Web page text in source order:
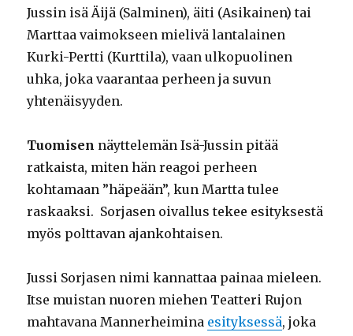
Jussin isä Äijä (Salminen), äiti (Asikainen) tai
Marttaa vaimokseen mielivä lantalainen
Kurki-Pertti (Kurttila), vaan ulkopuolinen
uhka, joka vaarantaa perheen ja suvun
yhtenäisyyden.
Tuomisen näyttelemän Isä-Jussin pitää
ratkaista, miten hän reagoi perheen
kohtamaan ”häpeään”, kun Martta tulee
raskaaksi. Sorjasen oivallus tekee esityksestä
myös polttavan ajankohtaisen.
Jussi Sorjasen nimi kannattaa painaa mieleen.
Itse muistan nuoren miehen Teatteri Rujon
mahtavana Mannerheimina esityksessä, joka